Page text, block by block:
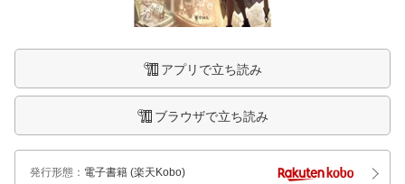
アプリで立ち読み
ブラウザで立ち読み
発行形態 ： 電子書籍 (楽天Kobo)